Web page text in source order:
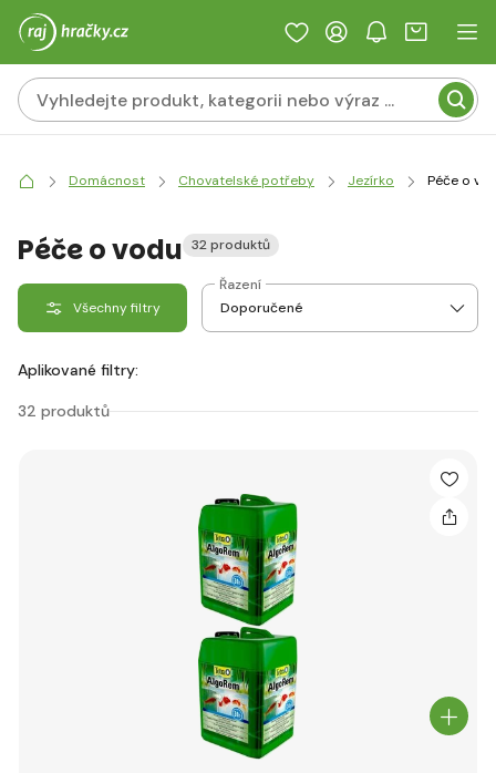
Domácnost Chovatelské potřeby Jezírko Péče o
Péče o vodu 32 produktů
Všechny filtry
Řazení
Aplikované filtry:
32 produktů